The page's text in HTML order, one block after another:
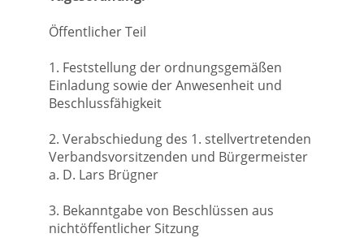
Öffentlicher Teil
1. Feststellung der ordnungsgemäßen
Einladung sowie der Anwesenheit und
Beschlussfähigkeit
2. Verabschiedung des 1. stellvertretenden
Verbandsvorsitzenden und Bürgermeister
a. D. Lars Brügner
3. Bekanntgabe von Beschlüssen aus
nichtöffentlicher Sitzung